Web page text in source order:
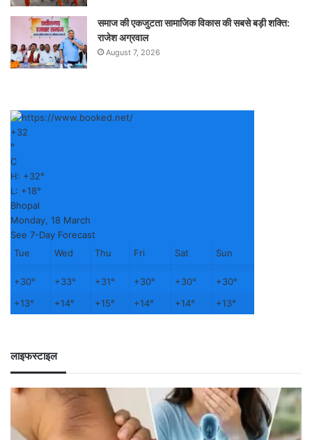
समाज की एकजुटता सामाजिक विकास की सबसे बड़ी शक्ति:
राजेश अग्रवाल
August 7, 2026
+32
°
C
H: +32°
L: +18°
Bhopal
Monday, 18 March
See 7-Day Forecast
Tue
Wed Thu Fri Sat Sun
+30° +33° +31° +30° +30° +30°
+13° +14° +15° +14° +14° +13°
लाइफस्टाइल